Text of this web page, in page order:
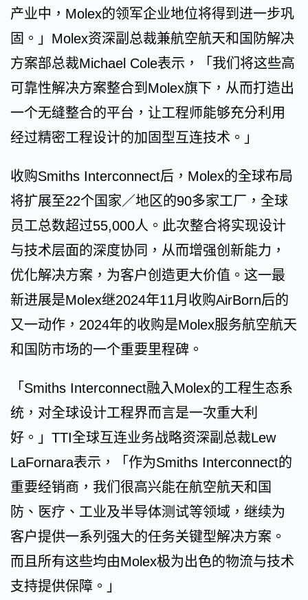
产业中，Molex的领军企业地位将得到进一步巩
固。」Molex资深副总裁兼航空航天和国防解决
方案部总裁Michael Cole表示，「我们将这些高
可靠性解决方案整合到Molex旗下，从而打造出
一个无缝整合的平台，让工程师能够充分利用
经过精密工程设计的加固型互连技术。」
收购Smiths Interconnect后，Molex的全球布局
将扩展至22个国家／地区的90多家工厂，全球
员工总数超过55,000人。此次整合将实现设计
与技术层面的深度协同，从而增强创新能力，
优化解决方案，为客户创造更大价值。这一最
新进展是Molex继2024年11月收购AirBorn后的
又一动作，2024年的收购是Molex服务航空航天
和国防市场的一个重要里程碑。
「Smiths Interconnect融入Molex的工程生态系
统，对全球设计工程界而言是一次重大利
好。」TTI全球互连业务战略资深副总裁Lew
LaFornara表示，「作为Smiths Interconnect的
重要经销商，我们很高兴能在航空航天和国
防、医疗、工业及半导体测试等领域，继续为
客户提供一系列强大的任务关键型解决方案。
而且所有这些均由Molex极为出色的物流与技术
支持提供保障。」